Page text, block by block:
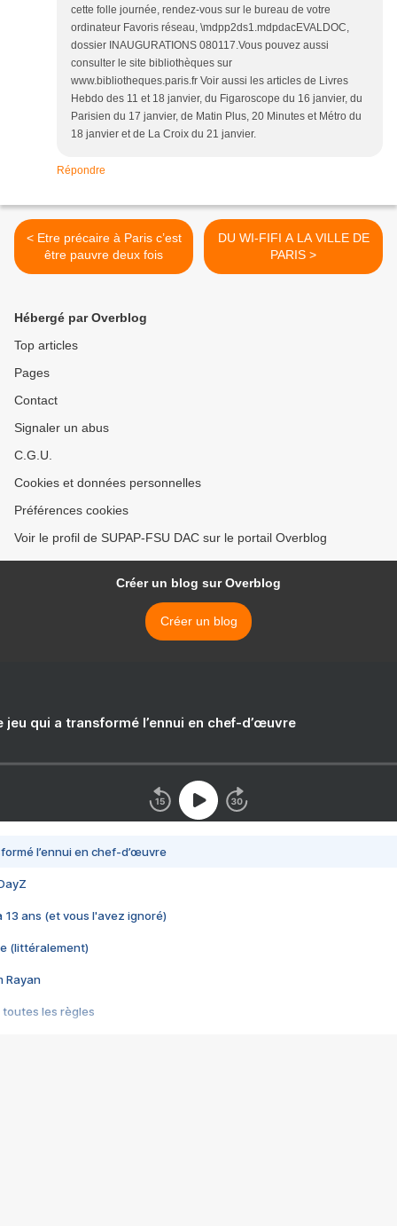
cette folle journée, rendez-vous sur le bureau de votre
ordinateur Favoris réseau, \mdpp2ds1.mdpdacEVALDOC,
dossier INAUGURATIONS 080117.Vous pouvez aussi
consulter le site bibliothèques sur
www.bibliotheques.paris.fr Voir aussi les articles de Livres
Hebdo des 11 et 18 janvier, du Figaroscope du 16 janvier, du
Parisien du 17 janvier, de Matin Plus, 20 Minutes et Métro du
18 janvier et de La Croix du 21 janvier.
Répondre
< Etre précaire à Paris c’est
être pauvre deux fois
DU WI-FIFI A LA VILLE DE
PARIS >
Hébergé par Overblog
Top articles
Pages
Contact
Signaler un abus
C.G.U.
Cookies et données personnelles
Préférences cookies
Voir le profil de SUPAP-FSU DAC sur le portail Overblog
Créer un blog sur Overblog
Créer un blog
jeu qui a transformé l’ennui en chef-d’œuvre
l’ennui en chef-d’œuvre
13 ans (et vous l'avez ignoré)
(littéralement)
Rayan
toutes les règles